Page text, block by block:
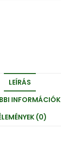
LEÍRÁS
INFORMÁCIÓK
(0)